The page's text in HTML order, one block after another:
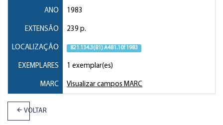
ANO 1983
EXTENSÃO 239 p.
LOCALIZAÇÃO 821.134.3(81) A481.10f 1983
EXEMPLARES 1 exemplar(es)
MARC Visualizar campos MARC
VOLTAR